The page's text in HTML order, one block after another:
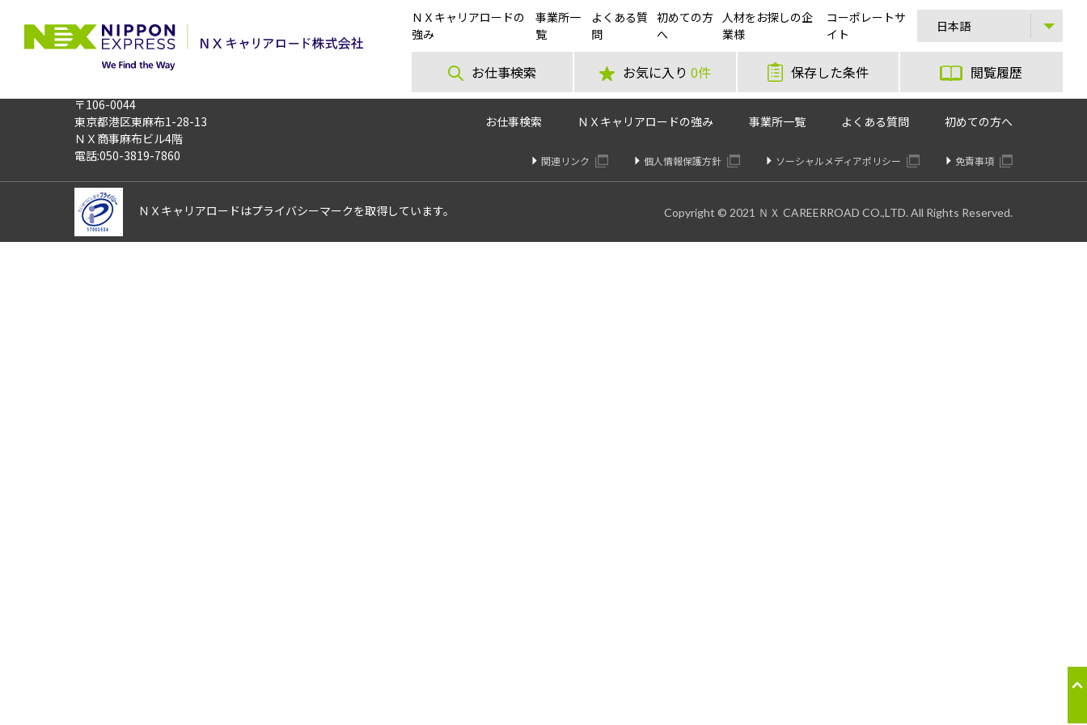
ＮＸキャリアロードの
強み
事業所一
覧
よくある質
問
初めての方
へ
人材をお探しの企
業様
コーポレートサ
イト
お仕事検索 お気に入り 0件 保存した条件 閲覧履歴
《最大時給1,875円!?》お菓子工場内でのフォークリフトオペレーター募集♪
このお仕事は非公開のお仕事です
012682
〒106-0044
東京都港区東麻布1-28-13
ＮＸ商事麻布ビル4階
電話:050-3819-7860
お仕事検索 ＮＸキャリアロードの強み 事業所一覧 よくある質問 初めての方へ
関連リンク 個人情報保護方針 ソーシャルメディアポリシー 免責事項
ＮＸキャリアロードはプライバシーマークを取得しています。 Copyright © 2021 ＮＸ CAREERROAD CO.,LTD. All Rights Reserved.